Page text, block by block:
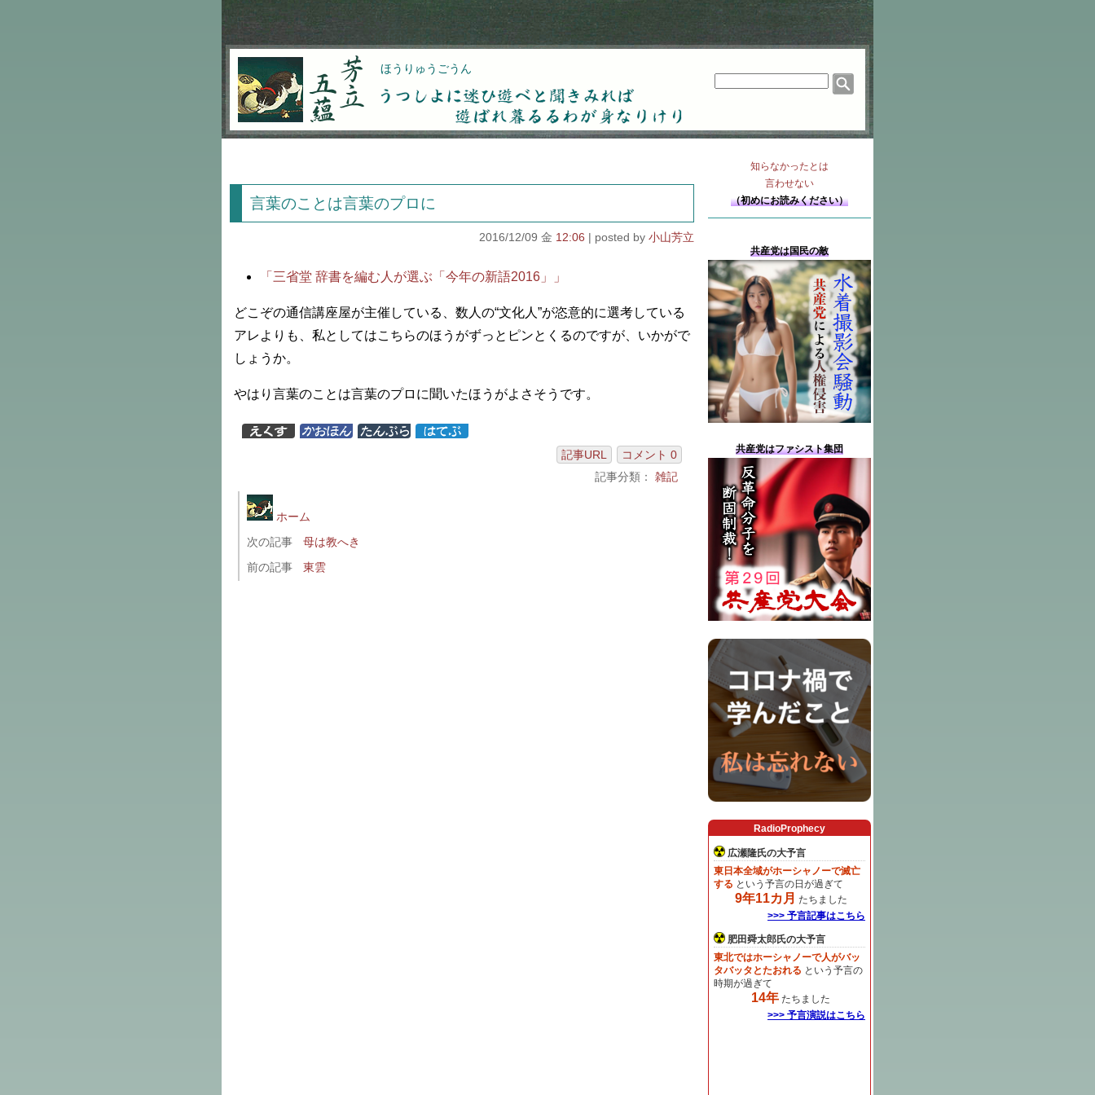
芳立五蘊 ほうりゅうごうん
うつしよに迷ひ遊べと聞きみれば遊ばれ暮るるわが
言葉のことは言葉のプロに
2016/12/09 金 12:06 小山芳立
「三省堂 辞書を編む人が選ぶ「今年の新語2016」」
どこぞの通信講座屋が主催している、数人の“文化人”が恣意的に選考している
アレよりも、私としてはこちらのほうがずっとピンとくるのですが、いかがで
しょうか。
やはり言葉のことは言葉のプロに聞いたほうがよさそうです。
記事URL
コメント 0
記事分類： 雑記
ホーム
次の記事
母は教へき
前の記事
東雲
知らなかったとは
言わせない
（初めにお読みください）
共産党は国民の敵
共産党はファシスト集団